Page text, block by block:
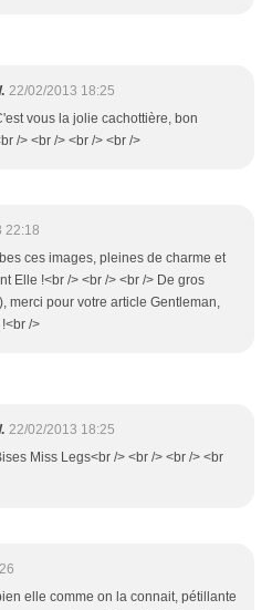
22/02/2013 18:25
vous la jolie cachottière, bon
/> <br /> <br /> <br />
22:18
ces images, pleines de charme et
Elle !<br /> <br /> <br /> De gros
merci pour votre article Gentleman,
/>
22/02/2013 18:25
Miss Legs<br /> <br /> <br /> <br
elle comme on la connait, pétillante